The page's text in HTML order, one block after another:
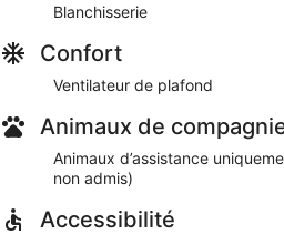
Blanchisserie
Confort
Ventilateur de plafond
Animaux de
Animaux d’assistance
non admis)
Accessibilité